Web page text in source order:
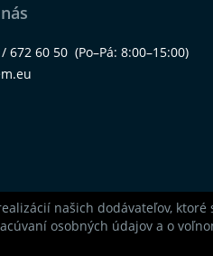
672 60 50 (Po–Pá: 8:00–15:00)
našich dodávateľov,
osobných údajov a o